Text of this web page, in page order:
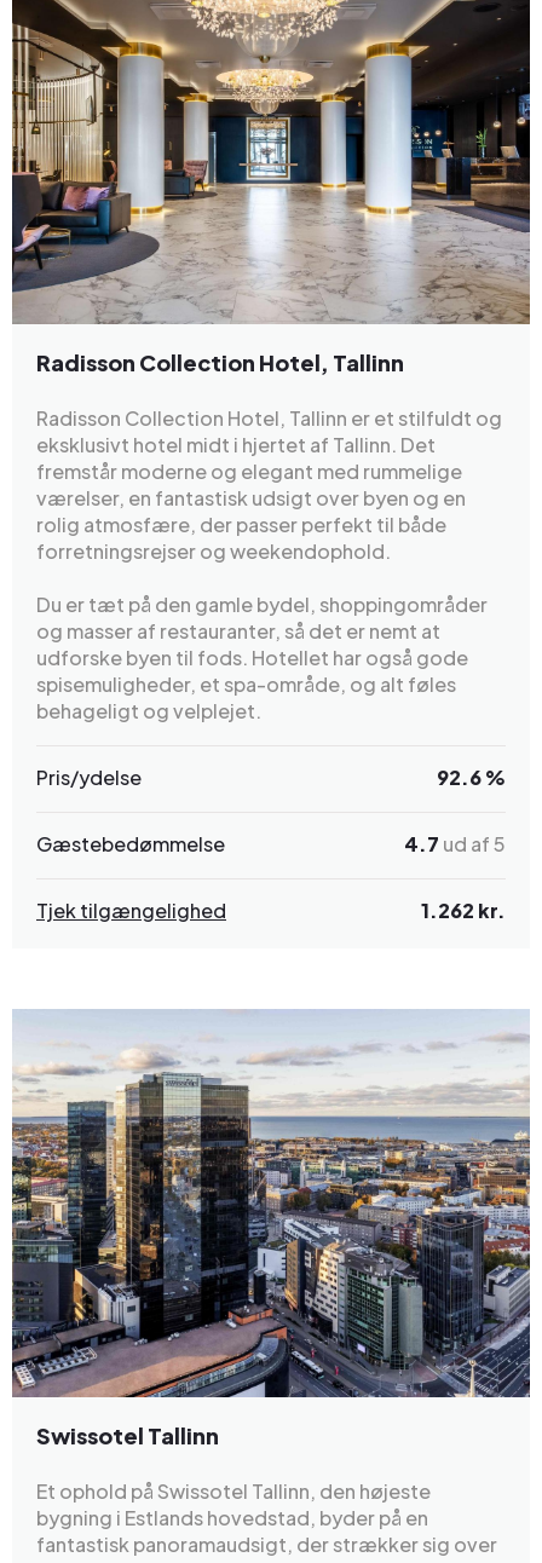
Radisson Collection Hotel, Tallinn
Radisson Collection Hotel, Tallinn er et stilfuldt og
eksklusivt hotel midt i hjertet af Tallinn. Det
fremstår moderne og elegant med rummelige
værelser, en fantastisk udsigt over byen og en
rolig atmosfære, der passer perfekt til både
forretningsrejser og weekendophold.
Du er tæt på den gamle bydel, shoppingområder
og masser af restauranter, så det er nemt at
udforske byen til fods. Hotellet har også gode
spisemuligheder, et spa-område, og alt føles
behageligt og velplejet.
Pris/ydelse 92.6 %
Gæstebedømmelse 4.7 ud af 5
Tjek tilgængelighed 1.262 kr.
Swissotel Tallinn
Et ophold på Swissotel Tallinn, den højeste
bygning i Estlands hovedstad, byder på en
fantastisk panoramaudsigt, der strækker sig over